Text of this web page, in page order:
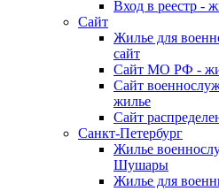
Вход в реестр -
Сайт
Жилье для
сайт
Сайт МО РФ -
Сайт
жилье
Сайт
Санкт-Петербург
Жилье
Шушары
Жилье для